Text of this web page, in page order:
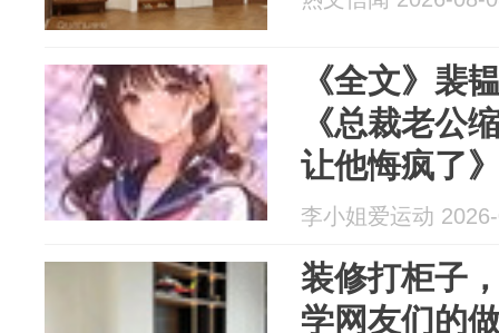
《全文》裴
《总裁老公
让他悔疯了
李小姐爱运动
装修打柜子
学网友们的